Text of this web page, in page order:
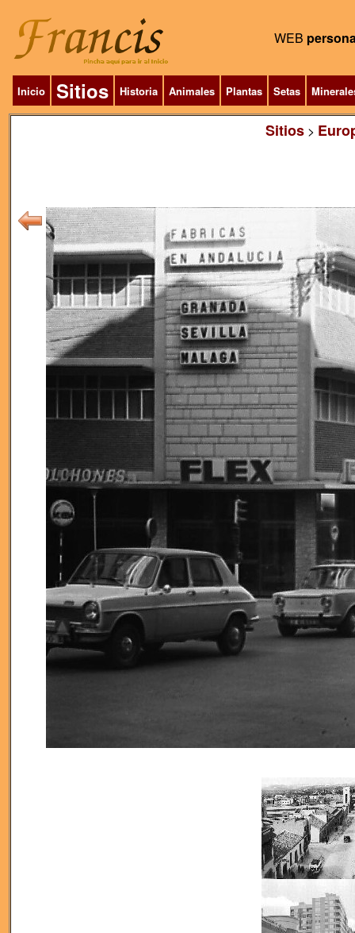
WEB
Inicio Sitios Historia Animales Plantas Setas
Sitios >